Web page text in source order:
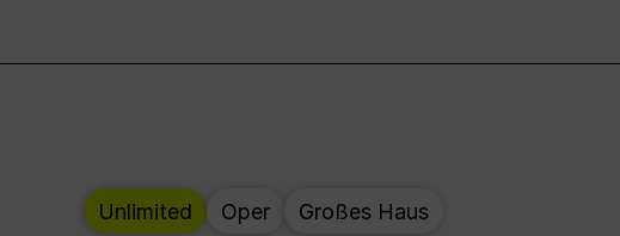
Unlimited Oper Großes Haus